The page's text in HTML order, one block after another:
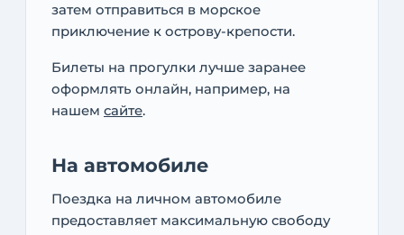
затем отправиться в морское
приключение к острову-крепости.
Билеты на прогулки лучше заранее
оформлять онлайн, например, на
нашем сайте.
На автомобиле
Поездка на личном автомобиле
предоставляет максимальную свободу